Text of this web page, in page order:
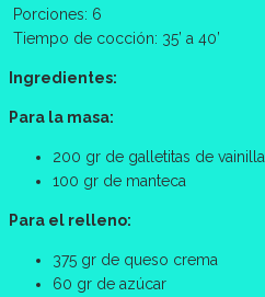
Porciones: 6
Tiempo de cocción: 35’ a 40’
Ingredientes:
Para la masa:
200 gr de galletitas de vainilla
100 gr de manteca
Para el relleno:
375 gr de queso crema
60 gr de azúcar